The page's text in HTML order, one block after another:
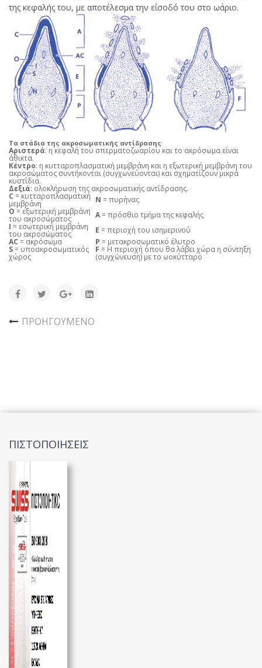
της κεφαλής του, με αποτέλεσμα την είσοδό του στο ωάριο.
Τα στάδια της ακροσωματικής αντίδρασης
Αριστερά: η κεφαλή του σπερματοζωαρίου και το ακρόσωμα είναι
άθικτα.
Κέντρο: η κυτταροπλασματική μεμβράνη και η εξωτερική μεμβράνη του
ακροσώματος συντήκονται (συγχωνεύονται) και σχηματίζουν μικρά
κυστίδια.
Δεξιά: ολοκλήρωση της ακροσωματικής αντίδρασης.
C = κυτταροπλασματική
μεμβράνη N = πυρήνας
O = εξωτερική μεμβράνη
του ακροσώματος A= πρόσθιο τμήμα της κεφαλής
I = εσωτερική μεμβράνη
του ακροσώματος E = περιοχή του ισημερινού
AC = ακρόσωμα P = μετακροσωματικό έλυτρο
S= υποακροσωματικός
χώρος
F = Η περιοχή όπου θα λάβει χώρα η σύντηξη
(συγχώνευση) με το ωοκύτταρο
ΠΡΟΗΓΟΎΜΕΝΟ
ΠΙΣΤΟΠΟΙΗΣΕΙΣ